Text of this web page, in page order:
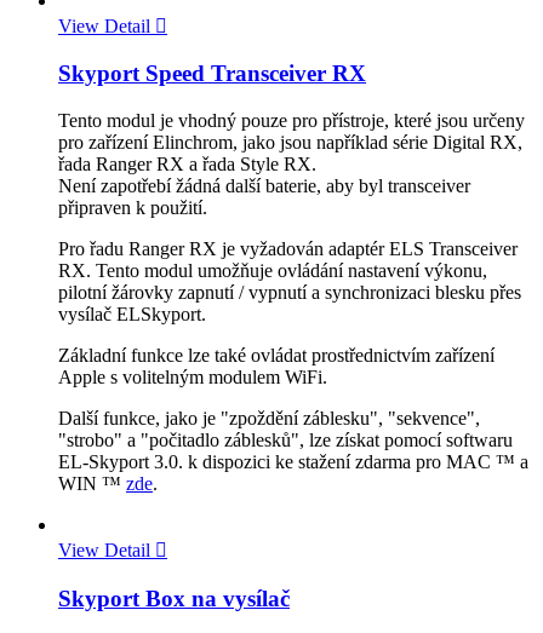
View Detail 
Skyport Speed Transceiver RX
Tento modul je vhodný pouze pro přístroje, které jsou určeny
pro zařízení Elinchrom, jako jsou například série Digital RX,
řada Ranger RX a řada Style RX.
Není zapotřebí žádná další baterie, aby byl transceiver
připraven k použití.
Pro řadu Ranger RX je vyžadován adaptér ELS Transceiver
RX. Tento modul umožňuje ovládání nastavení výkonu,
pilotní žárovky zapnutí / vypnutí a synchronizaci blesku přes
vysílač ELSkyport.
Základní funkce lze také ovládat prostřednictvím zařízení
Apple s volitelným modulem WiFi.
Další funkce, jako je "zpoždění záblesku", "sekvence",
"strobo" a "počitadlo záblesků", lze získat pomocí softwaru
EL-Skyport 3.0. k dispozici ke stažení zdarma pro MAC ™ a
WIN ™ zde.
View Detail 
Skyport Box na vysílač